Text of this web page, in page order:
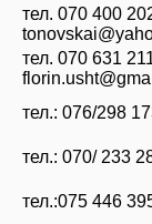
тел. 070 400
тел. 070 631
тел.: 076/298
тел.: 070/ 233
тел.:075 446